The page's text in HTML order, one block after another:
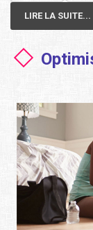
LIRE LA SUITE...